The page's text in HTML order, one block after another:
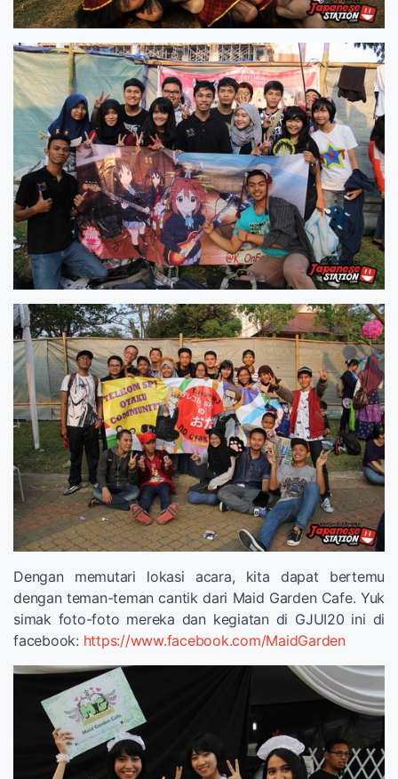
Dengan memutari lokasi acara, kita dapat bertemu
dengan teman-teman cantik dari Maid Garden Cafe. Yuk
simak foto-foto mereka dan kegiatan di GJUI20 ini di
facebook: https://www.facebook.com/MaidGarden